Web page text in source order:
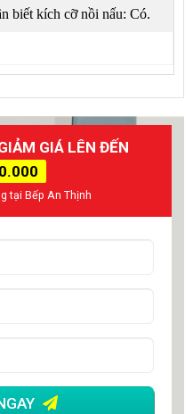
biết kích cỡ nồi nấu: Có.
GIÁ LÊN ĐẾN
tại Bếp An Thịnh